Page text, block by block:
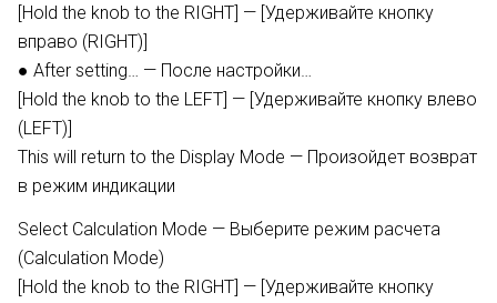
[Hold the knob to the RIGHT] — [Удерживайте кнопку
вправо (RIGHT)]
● After setting… — После настройки…
[Hold the knob to the LEFT] — [Удерживайте кнопку влево
(LEFT)]
This will return to the Display Mode — Произойдет возврат
в режим индикации
Select Calculation Mode — Выберите режим расчета
(Calculation Mode)
[Hold the knob to the RIGHT] — [Удерживайте кнопку